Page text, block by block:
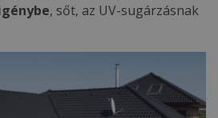
, sőt, az UV-sugárzásnak